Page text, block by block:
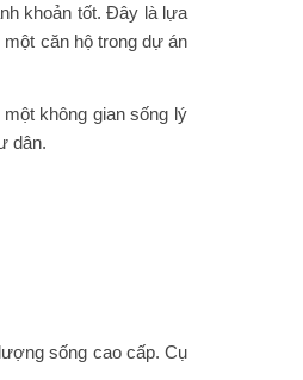
khoản tốt. Đây là lựa
căn hộ trong dự án
không gian sống lý
dân.
sống cao cấp. Cụ